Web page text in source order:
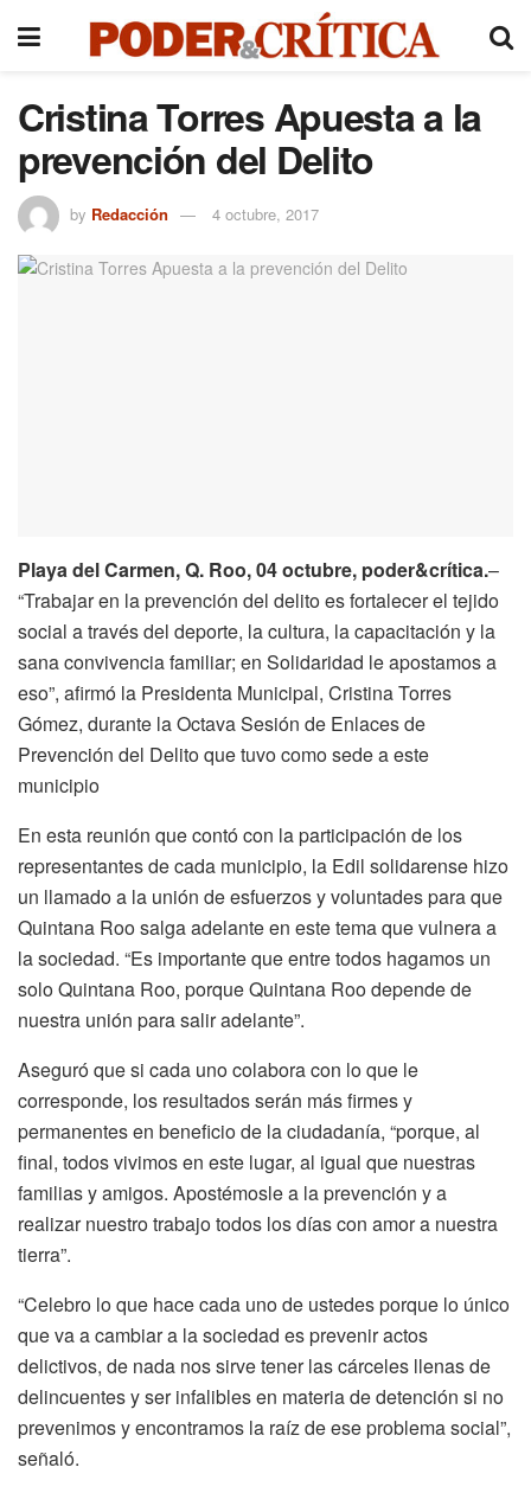
Cristina Torres Apuesta a la
prevención del Delito
by Redacción 4 octubre, 2017
Playa del Carmen, Q. Roo, 04 octubre, poder&crítica.–
“Trabajar en la prevención del delito es fortalecer el tejido
social a través del deporte, la cultura, la capacitación y la
sana convivencia familiar; en Solidaridad le apostamos a
eso”, afirmó la Presidenta Municipal, Cristina Torres
Gómez, durante la Octava Sesión de Enlaces de
Prevención del Delito que tuvo como sede a este
municipio
En esta reunión que contó con la participación de los
representantes de cada municipio, la Edil solidarense hizo
un llamado a la unión de esfuerzos y voluntades para que
Quintana Roo salga adelante en este tema que vulnera a
la sociedad. “Es importante que entre todos hagamos un
solo Quintana Roo, porque Quintana Roo depende de
nuestra unión para salir adelante”.
Aseguró que si cada uno colabora con lo que le
corresponde, los resultados serán más firmes y
permanentes en beneficio de la ciudadanía, “porque, al
final, todos vivimos en este lugar, al igual que nuestras
familias y amigos. Apostémosle a la prevención y a
realizar nuestro trabajo todos los días con amor a nuestra
tierra”.
“Celebro lo que hace cada uno de ustedes porque lo único
que va a cambiar a la sociedad es prevenir actos
delictivos, de nada nos sirve tener las cárceles llenas de
delincuentes y ser infalibles en materia de detención si no
prevenimos y encontramos la raíz de ese problema social”,
señaló.